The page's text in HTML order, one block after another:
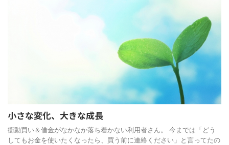
小さな変化、大きな成長
衝動買い＆借金がなかなか落ち着かない利用者さん。 今までは「どう
してもお金を使いたくなったら、買う前に連絡ください」と言ってたの